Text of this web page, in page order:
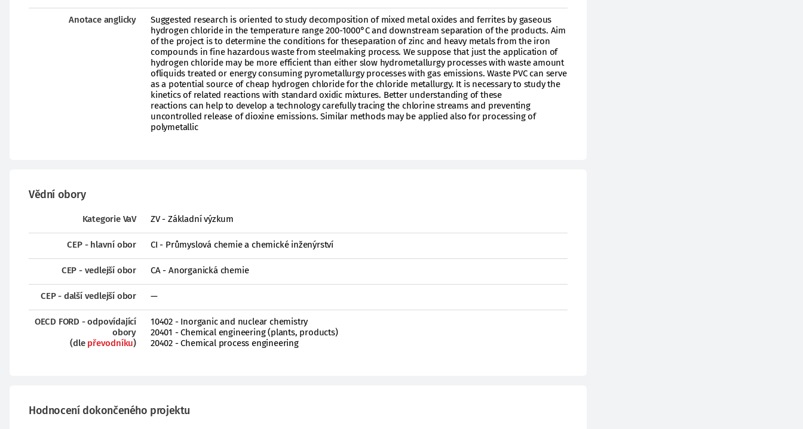
Anotace anglicky
Suggested research is oriented to study decomposition of mixed metal oxides and ferrites by gaseous
hydrogen chloride in the temperature range 200-1000°C and downstream separation of the products. Aim
of the project is to determine the conditions for theseparation of zinc and heavy metals from the iron
compounds in fine hazardous waste from steelmaking process. We suppose that just the application of
hydrogen chloride may be more efficient than either slow hydrometallurgy processes with waste amount
ofliquids treated or energy consuming pyrometallurgy processes with gas emissions. Waste PVC can serve
as a potential source of cheap hydrogen chloride for the chloride metallurgy. It is necessary to study the
kinetics of related reactions with standard oxidic mixtures. Better understanding of these
reactions can help to develop a technology carefully tracing the chlorine streams and preventing
uncontrolled release of dioxine emissions. Similar methods may be applied also for processing of
polymetallic
Vědní obory
Kategorie VaV ZV - Základní výzkum
CEP - hlavní obor CI - Průmyslová chemie a chemické inženýrství
CEP - vedlejší obor CA - Anorganická chemie
CEP - další vedlejší obor —
OECD FORD - odpovídající
obory
(dle převodníku)
10402 - Inorganic and nuclear chemistry
20401 - Chemical engineering (plants, products)
20402 - Chemical process engineering
Hodnocení dokončeného projektu